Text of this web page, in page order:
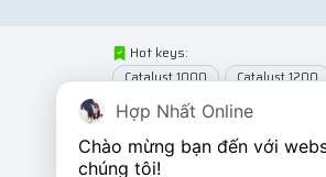
Hot keys:
Catalyst 1000 Catalyst 1200
Network Modules
Wifi MikroTik
Wifi Juniper
Hợp Nhất Online
Chào mừng bạn đến với
chúng tôi!